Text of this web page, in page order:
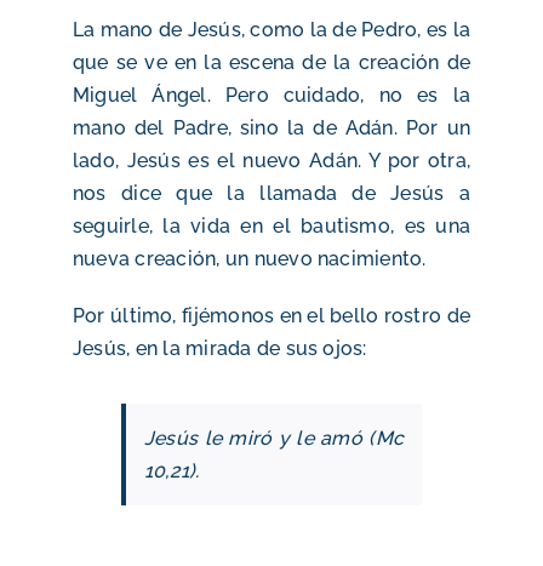
La mano de Jesús, como la de Pedro, es la
que se ve en la escena de la creación de
Miguel Ángel. Pero cuidado, no es la
mano del Padre, sino la de Adán. Por un
lado, Jesús es el nuevo Adán. Y por otra,
nos dice que la llamada de Jesús a
seguirle, la vida en el bautismo, es una
nueva creación, un nuevo nacimiento.
Por último, fijémonos en el bello rostro de
Jesús, en la mirada de sus ojos:
Jesús le miró y le amó (Mc
10,21).